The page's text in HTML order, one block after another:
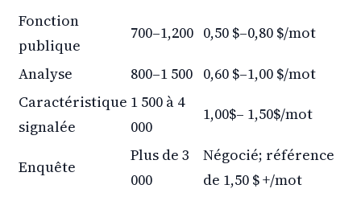
Fonction
publique
700–1,200 0,50 $–0,80 $/mot
Analyse 800–1 500 0,60 $–1,00 $/mot
Caractéristique
signalée
1 500 à 4
000
1,00$– 1,50$/mot
Enquête
Plus de 3
000
Négocié; référence
de 1,50 $ +/mot